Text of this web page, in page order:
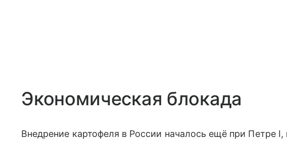
Экономическая блокада
Внедрение картофеля в России началось ещё при Петре I,